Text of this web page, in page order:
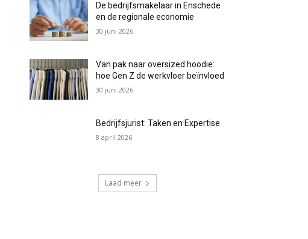
De bedrijfsmakelaar in Enschede
en de regionale economie
30 juni 2026
Van pak naar oversized hoodie:
hoe Gen Z de werkvloer beïnvloed
30 juni 2026
Bedrijfsjurist: Taken en Expertise
8 april 2026
Laad meer